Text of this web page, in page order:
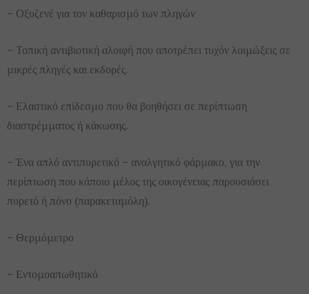
– Οξυζενέ για τον καθαρισμό των πληγών
– Τοπική αντιβιοτική αλοιφή που αποτρέπει τυχόν λοιμώξεις σε
μικρές πληγές και εκδορές.
– Ελαστικό επίδεσμο που θα βοηθήσει σε περίπτωση
διαστρέμματος ή κάκωσης.
– Ένα απλό αντιπυρετικό – αναλγητικό φάρμακο, για την
περίπτωση που κάποιο μέλος της οικογένειας παρουσιάσει
πυρετό ή πόνο (παρακεταμόλη).
– Θερμόμετρο
– Εντομοαπωθητικό